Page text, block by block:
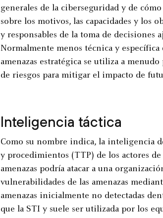
generales de la ciberseguridad y de
sobre los motivos, las capacidades y los
y responsables de la toma de decisiones
Normalmente menos técnica y
amenazas estratégica se utiliza a
de riesgos para mitigar el impacto de
Inteligencia táctica
Como su nombre indica, la inteligencia
y procedimientos (TTP) de los actores
amenazas podría atacar a una
vulnerabilidades de las amenazas
amenazas inicialmente no detectadas
que la STI y suele ser utilizada por los